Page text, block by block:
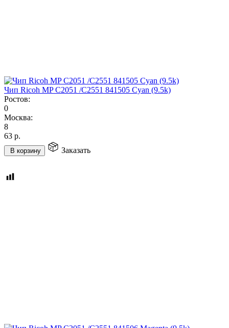
Чип Ricoh MP C2051 /C2551 841505 Cyan (9.5k)
Ростов:
0
Москва:
8
63 р.
В корзину Заказать